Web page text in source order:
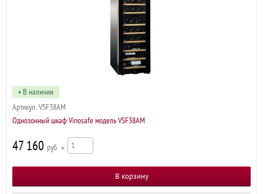
• В наличии
Артикул: VSF38AM
Однозонный шкаф Vinosafe модель VSF38AM
47 160 р ×